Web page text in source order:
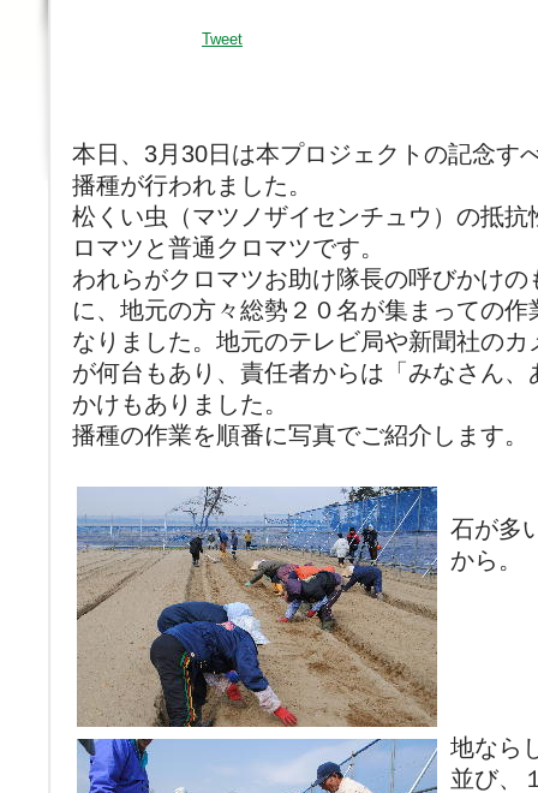
Tweet
本日、3月30日は本プロジェクトの記念す
播種が行われました。
松くい虫（マツノザイセンチュウ）の抵抗
ロマツと普通クロマツです。
われらがクロマツお助け隊長の呼びかけの
に、地元の方々総勢２０名が集まっての作
なりました。地元のテレビ局や新聞社のカ
が何台もあり、責任者からは「みなさん
かけもありました。
播種の作業を順番に写真でご紹介します。
石が多
から。
地なら
並び、